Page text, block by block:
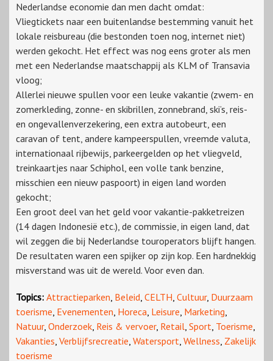
Nederlandse economie dan men dacht omdat:
Vliegtickets naar een buitenlandse bestemming vanuit het
lokale reisbureau (die bestonden toen nog, internet niet)
werden gekocht. Het effect was nog eens groter als men
met een Nederlandse maatschappij als KLM of Transavia
vloog;
Allerlei nieuwe spullen voor een leuke vakantie (zwem- en
zomerkleding, zonne- en skibrillen, zonnebrand, ski’s, reis-
en ongevallenverzekering, een extra autobeurt, een
caravan of tent, andere kampeerspullen, vreemde valuta,
internationaal rijbewijs, parkeergelden op het vliegveld,
treinkaartjes naar Schiphol, een volle tank benzine,
misschien een nieuw paspoort) in eigen land worden
gekocht;
Een groot deel van het geld voor vakantie-pakketreizen
(14 dagen Indonesië etc.), de commissie, in eigen land, dat
wil zeggen die bij Nederlandse touroperators blijft hangen.
De resultaten waren een spijker op zijn kop. Een hardnekkig
misverstand was uit de wereld. Voor even dan.
Topics: Attractieparken, Beleid, CELTH, Cultuur, Duurzaam
toerisme, Evenementen, Horeca, Leisure, Marketing,
Natuur, Onderzoek, Reis & vervoer, Retail, Sport, Toerisme,
Vakanties, Verblijfsrecreatie, Watersport, Wellness, Zakelijk
toerisme